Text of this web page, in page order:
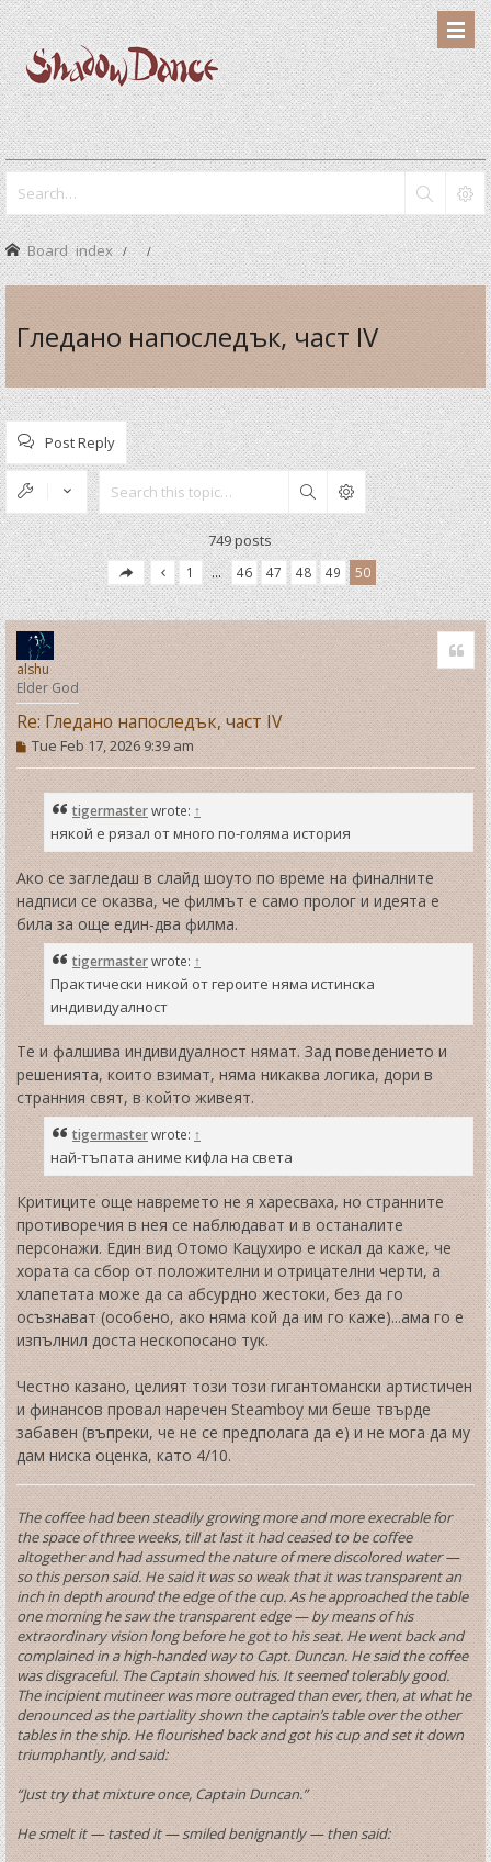
Board index
Гледано напоследък, част IV
Post Reply
Search
749 posts
1 … 46 47 48 49 50
alshu
Elder God
Re: Гледано напоследък, част IV
P
o
s
t
Tue Feb 17, 2026 9:39 am
tigermasterwrote: ↑
някой е рязал от много по-голяма история
Ако се загледаш в слайд шоуто по време на финалните
надписи се оказва, че филмът е само пролог и идеята е
била за още един-два филма.
tigermasterwrote: ↑
Практически никой от героите няма истинска
индивидуалност
Те и фалшива индивидуалност нямат. Зад поведението и
решенията, които взимат, няма никаква логика, дори в
странния свят, в който живеят.
tigermasterwrote: ↑
най-тъпата аниме кифла на света
Критиците още навремето не я харесваха, но странните
противоречия в нея се наблюдават и в останалите
персонажи. Един вид Отомо Кацухиро е искал да каже, че
хората са сбор от положителни и отрицателни черти, а
хлапетата може да са абсурдно жестоки, без да го
осъзнават (особено, ако няма кой да им го каже)...ама го е
изпълнил доста нескопосано тук.
Честно казано, целият този този гигантомански артистичен
и финансов провал наречен Steamboy ми беше твърде
забавен (въпреки, че не се предполага да е) и не мога да му
дам ниска оценка, като 4/10.
The coffee had been steadily growing more and more execrable for
the space of three weeks, till at last it had ceased to be coffee
altogether and had assumed the nature of mere discolored water —
so this person said. He said it was so weak that it was transparent an
inch in depth around the edge of the cup. As he approached the table
one morning he saw the transparent edge — by means of his
extraordinary vision long before he got to his seat. He went back and
complained in a high-handed way to Capt. Duncan. He said the coffee
was disgraceful. The Captain showed his. It seemed tolerably good.
The incipient mutineer was more outraged than ever, then, at what he
denounced as the partiality shown the captain’s table over the other
tables in the ship. He flourished back and got his cup and set it down
triumphantly, and said:
“Just try that mixture once, Captain Duncan.”
He smelt it — tasted it — smiled benignantly — then said: